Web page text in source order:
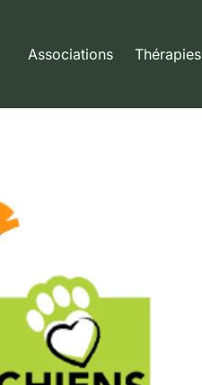
Associations Thérapies